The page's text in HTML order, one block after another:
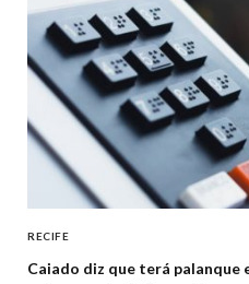
RECIFE
Caiado diz que terá palanque